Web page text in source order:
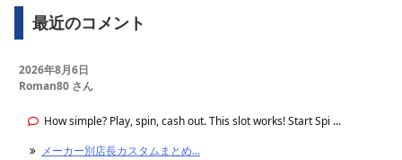
最近のコメント
2026年8月6日
Roman80 さん
How simple? Play, spin, cash out. This slot works! Start Spi ...
メーカー別店長カスタムまとめ...